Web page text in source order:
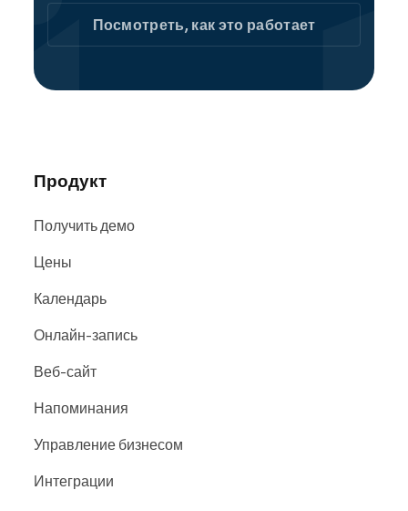
услуги сразу.
В сообществе Reservio ваша клиника
Посмотреть, как это работает
Продукт
Получить демо
Цены
Календарь
Онлайн-запись
Веб-сайт
Напоминания
Управление бизнесом
Интеграции